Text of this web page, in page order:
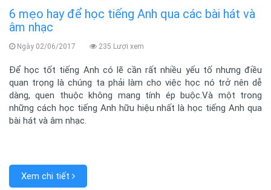
6 mẹo hay để học tiếng Anh qua các bài hát và
âm nhạc
Ngày 02/06/2017 235 Lượi xem
Để học tốt tiếng Anh có lẽ cần rất nhiều yếu tố nhưng điều
quan trọng là chúng ta phải làm cho việc học nó trở nên dễ
dàng, quen thuộc không mang tính ép buộc.Và một trong
những cách học tiếng Anh hữu hiệu nhất là học tiếng Anh qua
bài hát và âm nhạc.
Xem chi tiết